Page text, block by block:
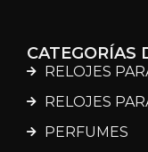
CATEGORÍAS
RELOJES
RELOJES
PERFUMES